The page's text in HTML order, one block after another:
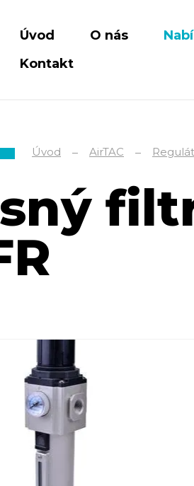
Úvod O nás
Kontakt
Úvod AirTAC